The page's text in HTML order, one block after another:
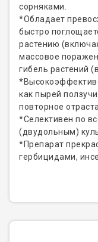
сорняками.
*Обладает
быстро
растению
массовое
гибель растений
как пырей
повторное
*Селективен по
(двудольным)
*Препарат
гербицидами,